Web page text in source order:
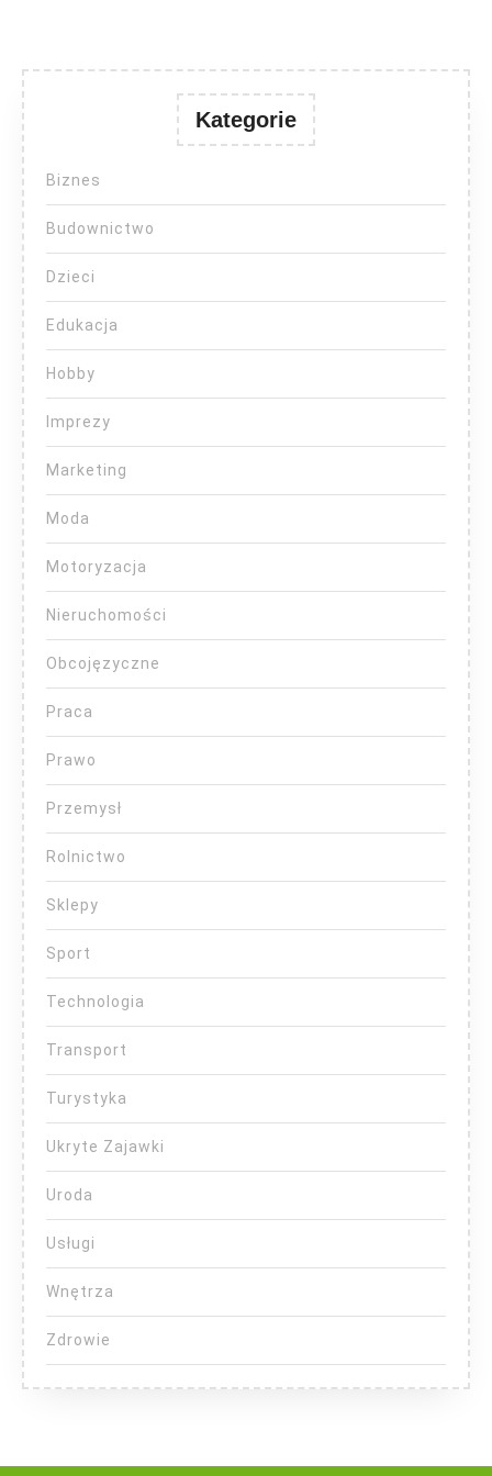
Kategorie
Biznes
Budownictwo
Dzieci
Edukacja
Hobby
Imprezy
Marketing
Moda
Motoryzacja
Nieruchomości
Obcojęzyczne
Praca
Prawo
Przemysł
Rolnictwo
Sklepy
Sport
Technologia
Transport
Turystyka
Ukryte Zajawki
Uroda
Usługi
Wnętrza
Zdrowie